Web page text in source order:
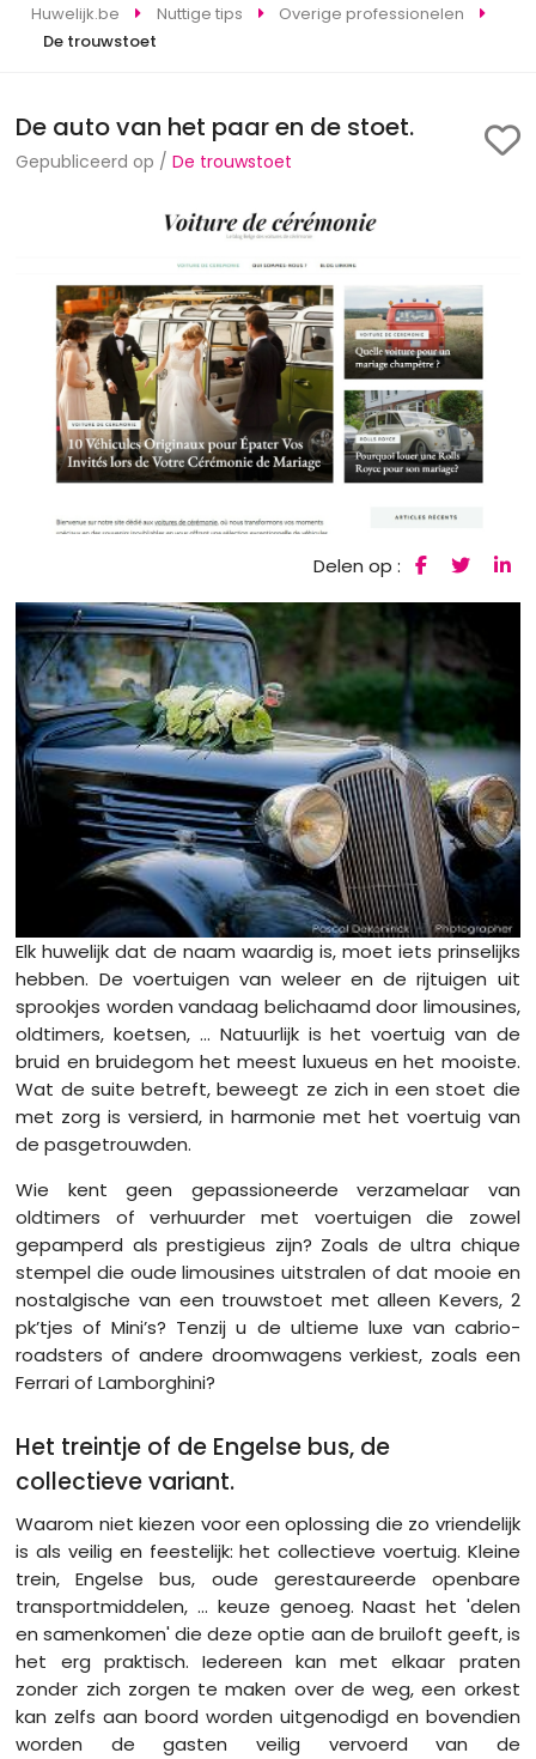
Huwelijk.be Nuttige tips
Overige professionelen
De trouwstoet
De auto van het paar en de stoet.
Gepubliceerd op /De trouwstoet
Delen op :
Elk huwelijk dat de naam waardig is, moet iets prinselijks
hebben. De voertuigen van weleer en de rijtuigen uit
sprookjes worden vandaag belichaamd door limousines,
oldtimers, koetsen, ... Natuurlijk is het voertuig van de
bruid en bruidegom het meest luxueus en het mooiste.
Wat de suite betreft, beweegt ze zich in een stoet die
met zorg is versierd, in harmonie met het voertuig van
de pasgetrouwden.
Wie kent geen gepassioneerde verzamelaar van
oldtimers of verhuurder met voertuigen die zowel
gepamperd als prestigieus zijn? Zoals de ultra chique
stempel die oude limousines uitstralen of dat mooie en
nostalgische van een trouwstoet met alleen Kevers, 2
pk’tjes of Mini’s? Tenzij u de ultieme luxe van cabrio-
roadsters of andere droomwagens verkiest, zoals een
Ferrari of Lamborghini?
Het treintje of de Engelse bus, de
collectieve variant.
Waarom niet kiezen voor een oplossing die zo vriendelijk
is als veilig en feestelijk: het collectieve voertuig. Kleine
trein, Engelse bus, oude gerestaureerde openbare
transportmiddelen, ... keuze genoeg. Naast het 'delen
en samenkomen' die deze optie aan de bruiloft geeft, is
het erg praktisch. Iedereen kan met elkaar praten
zonder zich zorgen te maken over de weg, een orkest
kan zelfs aan boord worden uitgenodigd en bovendien
worden de gasten veilig vervoerd van de